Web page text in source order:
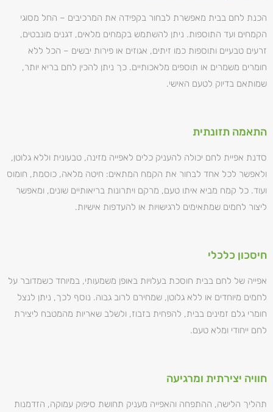
הכנת לחם בבית מאפשרת לבחור בקפידה את המרכיבים – החל מסוגי
הקמחים ועד התוספות. ניתן להשתמש בקמחים מלאים, דגנים מונבטים,
זרעים טבעיים ותוספות כמו זיתים, אגוזים או פירות יבשים – הכל ללא
חומרים משמרים או תוספים מלאכותיים. כך ניתן להכין לחם בריא יותר,
שמותאם בדיוק לטעם האישי.
התאמה תזונתית
סדנת אפיית לחם יכולה להעניק כלים לאפייה מזינה, טבעונית וללא גלוטן,
ולאפשר לכל אחד לבחור את הקמח המתאים: חיטה מלאה, כוסמת, חומוס
ועוד. כל קמח מביא איתו טעם, מרקם ויתרונות בריאותיים שונים, ומאפשר
ליצור לחמים שמתאימים לרגישויות או להעדפות אישיות.
חיסכון כלכלי
אפייה של לחם בבית חוסכת בעלויות באופן משמעותי, במיוחד כשמדובר על
לחמים מיוחדים או ללא גלוטן, שמחירם לרוב גבוה. נוסף לכך, ניתן לנצל
חומרי גלם זמינים בבית, להפחית בזבוז, ולשלב שאריות מהמטבח ליצירת
לחם ייחודי ומלא טעם.
חוויה יצירתית ומרגיעה
תהליך הלישה, ההתפחה והאפייה מעניק תחושת סיפוק עמוקה, הזדמנות